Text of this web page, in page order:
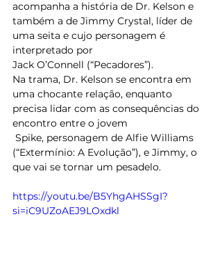
acompanha a história de Dr. Kelson e
também a de Jimmy Crystal, líder de
uma seita e cujo personagem é
interpretado por
Jack O’Connell (“Pecadores”).
Na trama, Dr. Kelson se encontra em
uma chocante relação, enquanto
precisa lidar com as consequências do
encontro entre o jovem
(“Extermínio: A Evolução”), e Jimmy, o
que vai se tornar um pesadelo.
https://youtu.be/B5YhgAHSSgI?
si=iC9UZoAEJ9LOxdkl